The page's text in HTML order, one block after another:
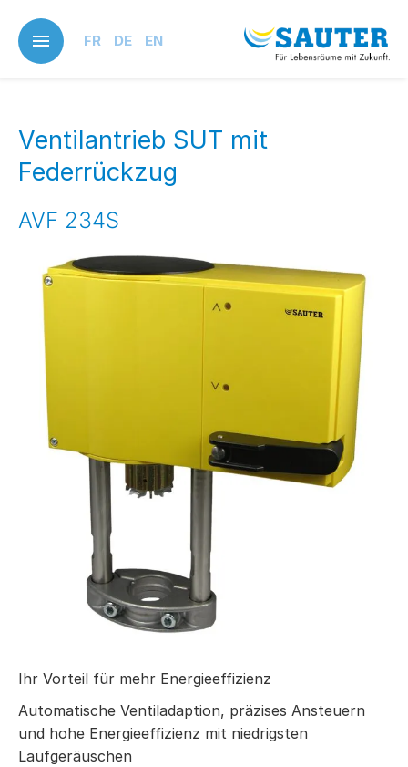
main
content
FR DE EN
Ventilantrieb SUT mit
Federrückzug
AVF 234S
Ihr Vorteil für mehr Energieeffizienz
Automatische Ventiladaption, präzises Ansteuern
und hohe Energieeffizienz mit niedrigsten
Laufgeräuschen